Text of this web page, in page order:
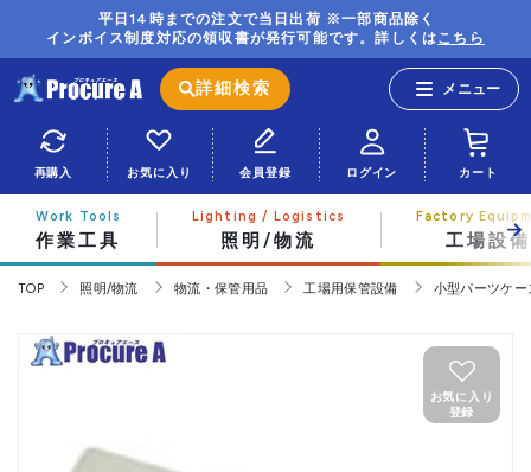
平日14時までの注文で当日出荷 ※一部商品除く
インボイス制度対応の領収書が発行可能です。詳しくはこちら
詳細検索
再購入 お気に入り 会員登録 ログイン カート
作業工具 照明/物流 工場設備
TOP 照明/物流 物流・保管用品 工場用保管設備 小型パーツケー
お気に入り
登録